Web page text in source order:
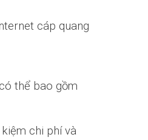
cáp quang
thể bao gồm
chi phí và